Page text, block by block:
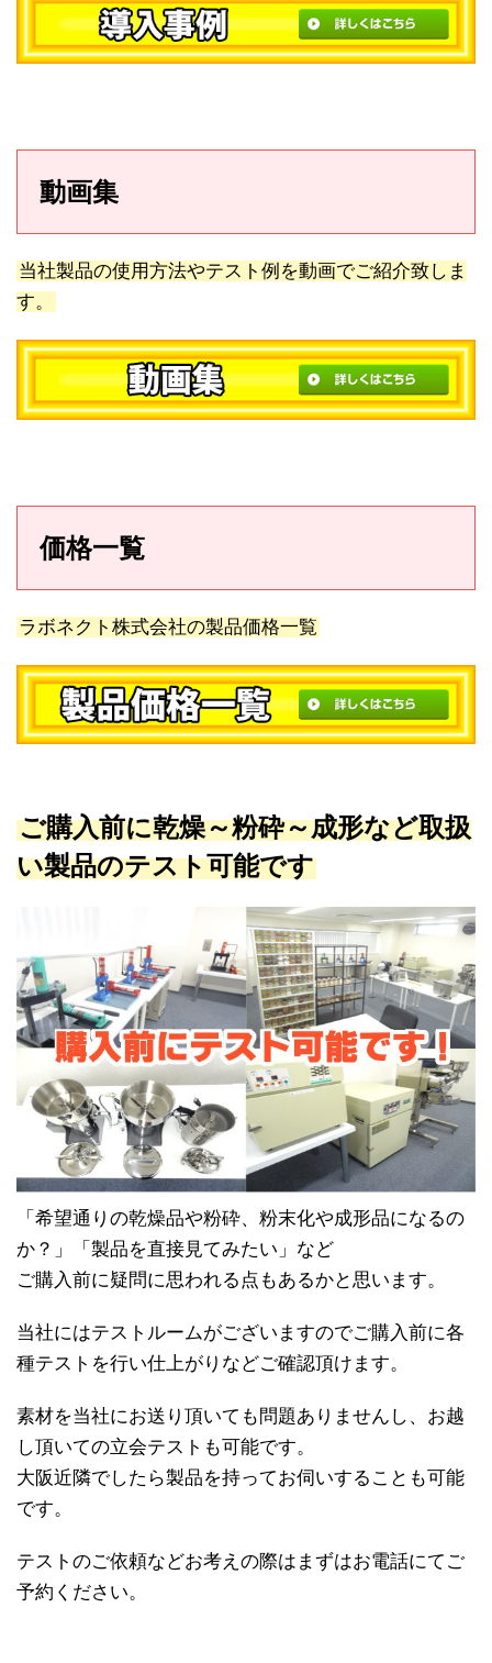
動画集
当社製品の使用方法やテスト例を動画でご紹介致しま
す。
価格一覧
ラボネクト株式会社の製品価格一覧
ご購入前に乾燥～粉砕～成形など取扱
い製品のテスト可能です
「希望通りの乾燥品や粉砕、粉末化や成形品になるの
か？」「製品を直接見てみたい」など
ご購入前に疑問に思われる点もあるかと思います。
当社にはテストルームがございますのでご購入前に各
種テストを行い仕上がりなどご確認頂けます。
素材を当社にお送り頂いても問題ありませんし、お越
し頂いての立会テストも可能です。
大阪近隣でしたら製品を持ってお伺いすることも可能
です。
テストのご依頼などお考えの際はまずはお電話にてご
予約ください。